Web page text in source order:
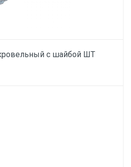
с шайбой ШТ